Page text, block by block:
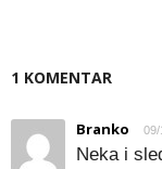
1 KOMENTAR
Branko 09/
Neka i